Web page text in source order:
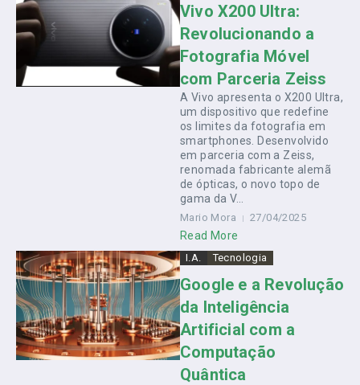
Vivo X200 Ultra:
Revolucionando a
Fotografia Móvel
com Parceria Zeiss
A Vivo apresenta o X200 Ultra,
um dispositivo que redefine
os limites da fotografia em
smartphones. Desenvolvido
em parceria com a Zeiss,
renomada fabricante alemã
de ópticas, o novo topo de
gama da V...
Mario Mora 27/04/2025
Read More
I.A. Tecnologia
Google e a Revolução
da Inteligência
Artificial com a
Computação
Quântica